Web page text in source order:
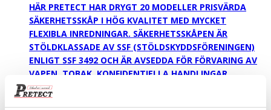
HÄR PRETECT HAR DRYGT 20 MODELLER PRISVÄRDA
SÄKERHETSSKÅP I HÖG KVALITET MED MYCKET
FLEXIBLA INREDNINGAR. SÄKERHETSSKÅPEN ÄR
STÖLDKLASSADE AV SSF (STÖLDSKYDDSFÖRENINGEN)
ENLIGT SSF 3492 OCH ÄR AVSEDDA FÖR FÖRVARING AV
VAPEN, TOBAK, KONFIDENTIELLA HANDLINGAR,
BÄRBARA DATORER, ELEKTRONISK UTRUSTNING ETC.
SÄKERHETSSKÅPEN ÄR BYGGDA I 4 MM STÅLPLÅT MED